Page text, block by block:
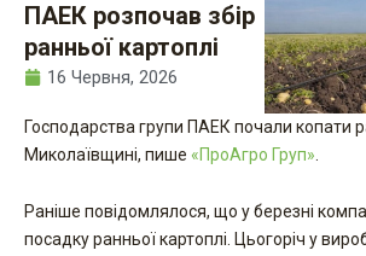
ПАЕК розпочав збір
ранньої картоплі
16 Червня, 2026
Господарства групи ПАЕК почали копати
Миколаївщині, пише «ПроАгро Груп»
Раніше повідомлялося, що у березні
посадку ранньої картоплі. Цьогоріч у